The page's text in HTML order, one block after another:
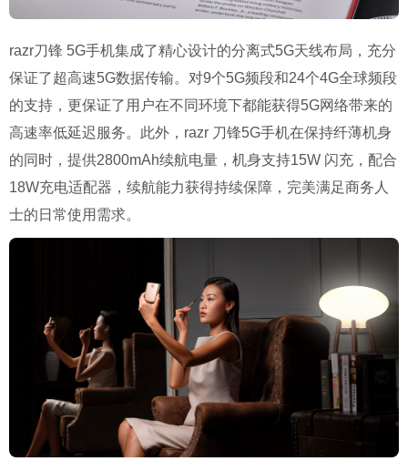
razr刀锋 5G手机集成了精心设计的分离式5G天线布局，充分
保证了超高速5G数据传输。对9个5G频段和24个4G全球频段
的支持，更保证了用户在不同环境下都能获得5G网络带来的
高速率低延迟服务。此外，razr 刀锋5G手机在保持纤薄机身
的同时，提供2800mAh续航电量，机身支持15W 闪充，配合
18W充电适配器，续航能力获得持续保障，完美满足商务人
士的日常使用需求。